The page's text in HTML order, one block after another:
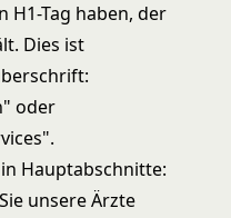
H1-Tag haben, der
Dies ist
oder
Hauptabschnitte:
unsere Ärzte